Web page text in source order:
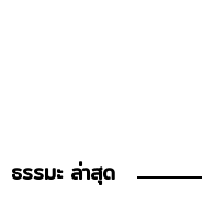
ธรรมะ ล่าสุด